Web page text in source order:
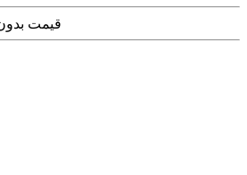
قیمت بدون